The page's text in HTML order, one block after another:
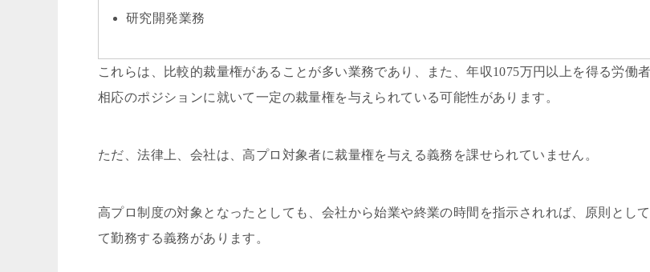
研究開発業務
これらは、比較的裁量権があることが多い業務であり、また、年収1075万円以上を得る労働者
相応のポジションに就いて一定の裁量権を与えられている可能性があります。
ただ、法律上、会社は、高プロ対象者に裁量権を与える義務を課せられていません。
高プロ制度の対象となったとしても、会社から始業や終業の時間を指示されれば、原則とし
て勤務する義務があります。